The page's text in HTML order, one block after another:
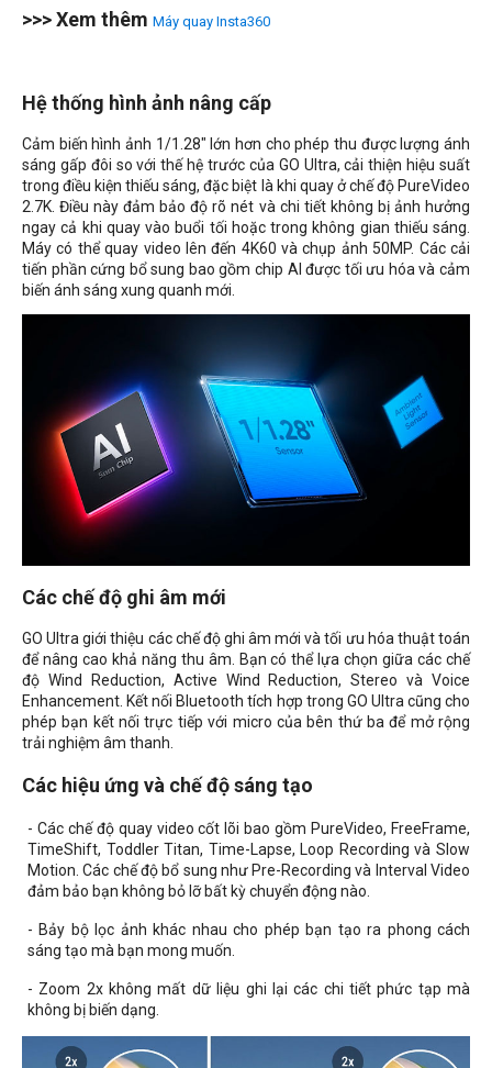
>>> Xem thêm Máy quay Insta360
Hệ thống hình ảnh nâng cấp
Cảm biến hình ảnh 1/1.28" lớn hơn cho phép thu được lượng ánh
sáng gấp đôi so với thế hệ trước của GO Ultra, cải thiện hiệu suất
trong điều kiện thiếu sáng, đặc biệt là khi quay ở chế độ PureVideo
2.7K. Điều này đảm bảo độ rõ nét và chi tiết không bị ảnh hưởng
ngay cả khi quay vào buổi tối hoặc trong không gian thiếu sáng.
Máy có thể quay video lên đến 4K60 và chụp ảnh 50MP. Các cải
tiến phần cứng bổ sung bao gồm chip AI được tối ưu hóa và cảm
biến ánh sáng xung quanh mới.
Các chế độ ghi âm mới
GO Ultra giới thiệu các chế độ ghi âm mới và tối ưu hóa thuật toán
để nâng cao khả năng thu âm. Bạn có thể lựa chọn giữa các chế
độ Wind Reduction, Active Wind Reduction, Stereo và Voice
Enhancement. Kết nối Bluetooth tích hợp trong GO Ultra cũng cho
phép bạn kết nối trực tiếp với micro của bên thứ ba để mở rộng
trải nghiệm âm thanh.
Các hiệu ứng và chế độ sáng tạo
- Các chế độ quay video cốt lõi bao gồm PureVideo, FreeFrame,
TimeShift, Toddler Titan, Time-Lapse, Loop Recording và Slow
Motion. Các chế độ bổ sung như Pre-Recording và Interval Video
đảm bảo bạn không bỏ lỡ bất kỳ chuyển động nào.
- Bảy bộ lọc ảnh khác nhau cho phép bạn tạo ra phong cách
sáng tạo mà bạn mong muốn.
- Zoom 2x không mất dữ liệu ghi lại các chi tiết phức tạp mà
không bị biến dạng.